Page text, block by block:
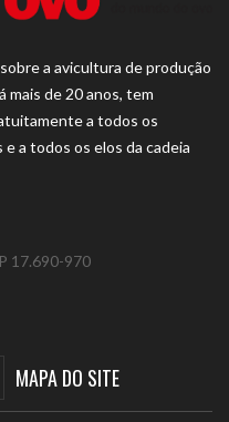
a avicultura de produção
mais de 20 anos, tem
a todos os
a todos os elos da cadeia
17.690-970
MAPA DO SITE